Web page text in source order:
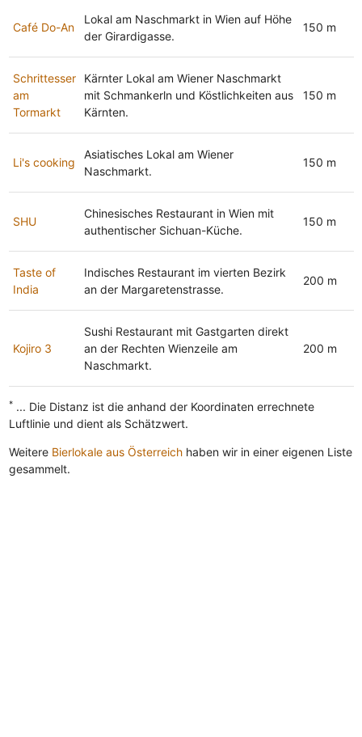
Café Do-An
Lokal am Naschmarkt in Wien auf Höhe
der Girardigasse.
150 m
Schrittesser
am
Tormarkt
Kärnter Lokal am Wiener Naschmarkt
mit Schmankerln und Köstlichkeiten aus
Kärnten.
150 m
Li's cooking
Asiatisches Lokal am Wiener
Naschmarkt.
150 m
SHU
Chinesisches Restaurant in Wien mit
authentischer Sichuan-Küche.
150 m
Taste of
India
Indisches Restaurant im vierten Bezirk
an der Margaretenstrasse.
200 m
Kojiro 3
Sushi Restaurant mit Gastgarten direkt
an der Rechten Wienzeile am
Naschmarkt.
200 m
*... Die Distanz ist die anhand der Koordinaten errechnete
Luftlinie und dient als Schätzwert.
Weitere Bierlokale aus Österreichhaben wir in einer eigenen Liste
gesammelt.